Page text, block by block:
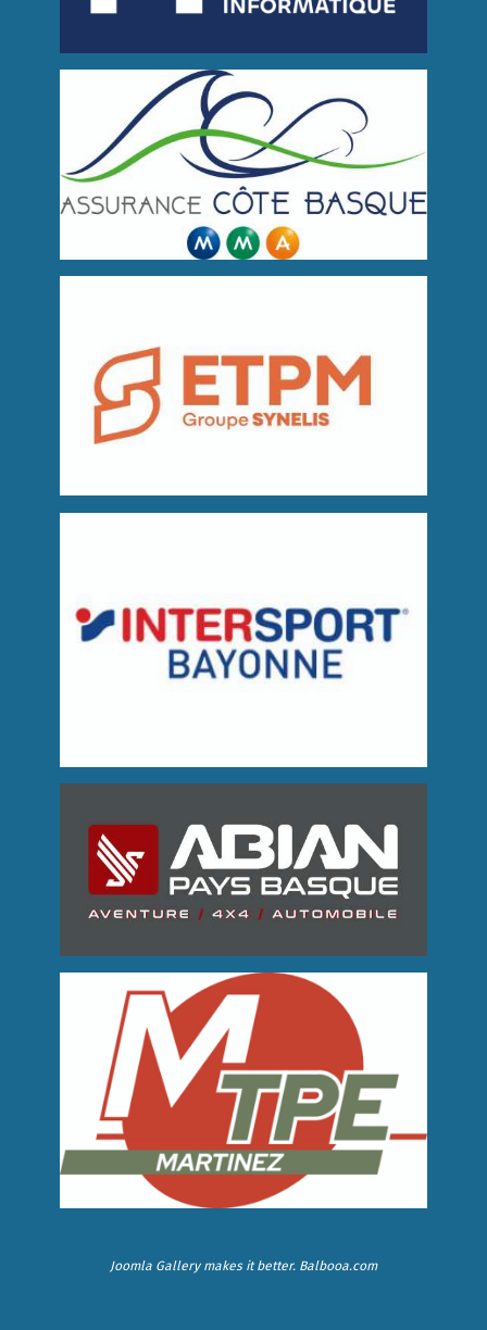
Joomla Gallerymakes it better. Balbooa.com